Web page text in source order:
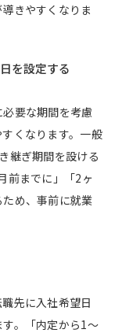
きやすくなりま
を設定する
要な期間を考慮
くなります。一般
継ぎ期間を設ける
前までに」「2ヶ
め、事前に就業
先に入社希望日
。「内定から1〜